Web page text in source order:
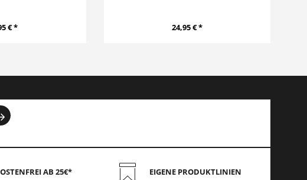
€ * 24,95 € *
AB 25€* EIGENE PRODUKTLINIEN